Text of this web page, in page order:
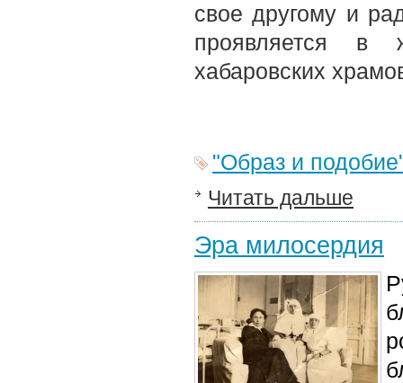
свое другому и
проявляется в
хабаровских
"Образ и
Читать дальше
Эра милосердия